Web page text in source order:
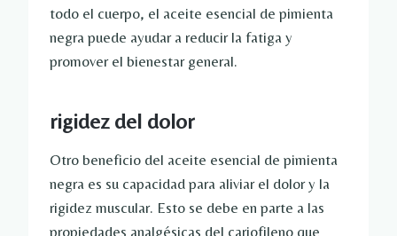
todo el cuerpo, el aceite esencial de pimienta
negra puede ayudar a reducir la fatiga y
promover el bienestar general.
rigidez del dolor
Otro beneficio del aceite esencial de pimienta
negra es su capacidad para aliviar el dolor y la
rigidez muscular. Esto se debe en parte a las
propiedades analgésicas del cariofileno que